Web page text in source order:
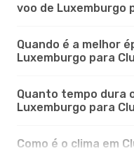
voo de Luxemburgo
Quando é a melhor
Luxemburgo para
Quanto tempo dura
Luxemburgo para
Como é o clima em